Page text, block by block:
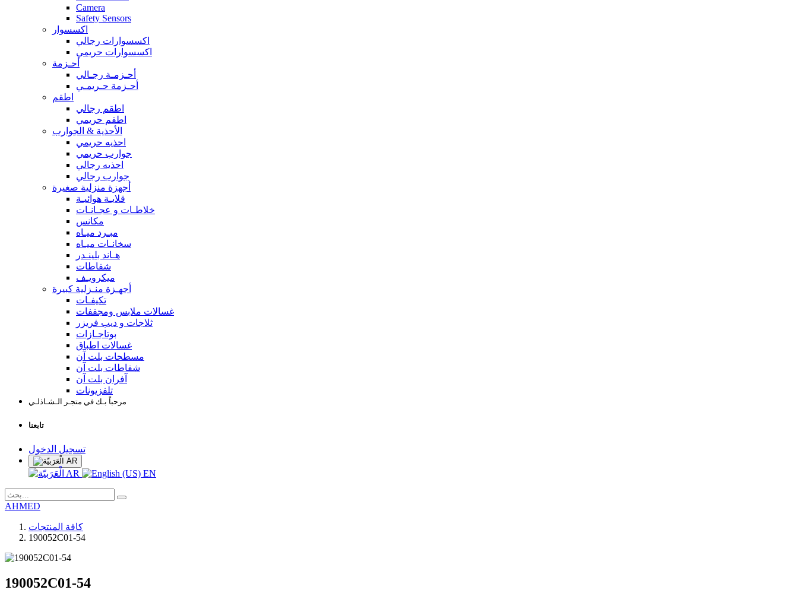
Camera
Safety Sensors
اكسسوار
اكسسوارات رجالي
اكسسوارات حريمي
أحـزمة
أحـزمـة رجـالي
أحـزمة حـريمـي
اطقم
اطقم رجالي
اطقم حريمي
الأحذية & الجوارب
احذيه حريمي
جوارب حريمي
احذيه رجالي
جوارب رجالي
أجهزة منزلية صغيرة
قلايـة هوائيـة
خلاطـات و عجـانـات
مكانس
مبـرد ميـاه
سخانـات ميـاه
هـاند بلينـدر
شفاطات
ميكرويـف
أجهـزة منـزلية كبيرة
تكيفـات
غسالات ملابس ومجففات
ثلاجات و ديب فريزر
بوتاجـازات
غسالات اطباق
مسطحات بلت آن
شفاطات بلت آن
آفران بلت آن
تلفزيونات
مرحباً بـك في متجـر الـشـاذلـي
تابعنا
تسجيل الدخول
AR
AR EN
AHMED
كافة المنتجات
190052C01-54
190052C01-54